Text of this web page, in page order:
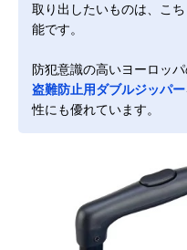
取り出したいものは、こ
能です。
防犯意識の高いヨーロッ
盗難防止用ダブルジッパー
性にも優れています。